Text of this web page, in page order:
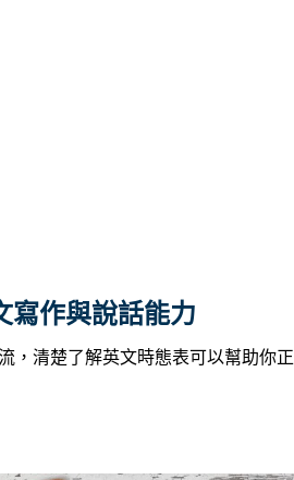
寫作與說話能力
，清楚了解英文時態表可以幫助你正